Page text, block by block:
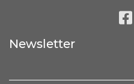
Newsletter